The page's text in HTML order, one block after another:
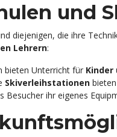
und
diejenigen, die ihre
Lehrern:
bieten Unterricht für Kinder
Skiverleihstationen
Besucher ihr eigenes